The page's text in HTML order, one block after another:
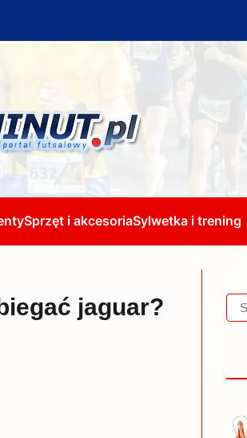
Sprzęt i akcesoriaSylwetka i trening
jaguar?